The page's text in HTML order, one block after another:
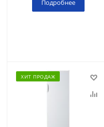
Подробнее
ХИТ ПРОДАЖ